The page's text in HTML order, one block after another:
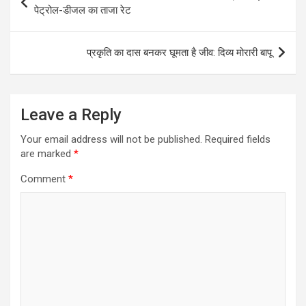
navigation
पेट्रोल-डीजल का ताजा रेट
प्रकृति का दास बनकर घूमता है जीव: दिव्य मोरारी बापू
Leave a Reply
Your email address will not be published. Required fields
are marked *
Comment *